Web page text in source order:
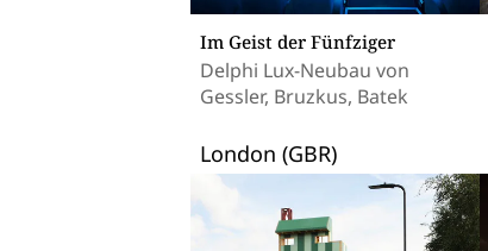
Im Geist der Fünfziger
Delphi Lux-Neubau von
Gessler, Bruzkus, Batek
London (GBR)